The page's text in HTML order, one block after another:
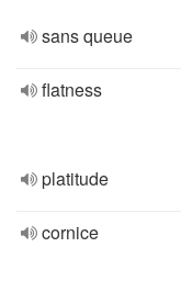
sans queue
flatness
platitude
cornice